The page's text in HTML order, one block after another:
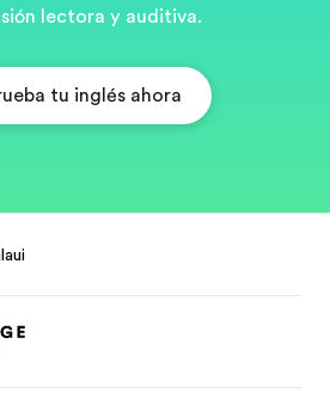
lectora y auditiva.
tu inglés ahora